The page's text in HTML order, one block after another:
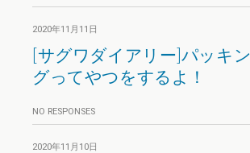
2020年11月11日
[サグワダイアリー]パッキン
グってやつをするよ！
NO RESPONSES
2020年11月10日